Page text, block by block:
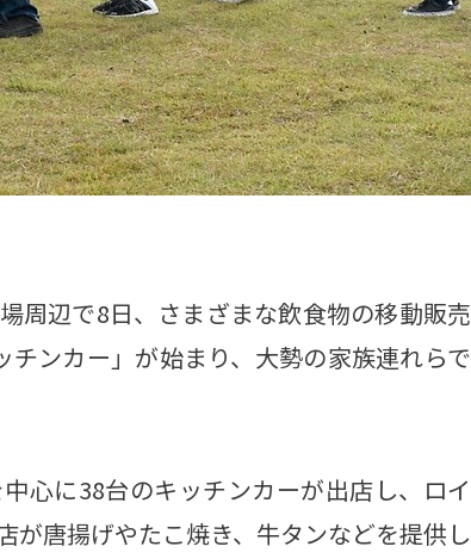
周辺で8日、さまざまな飲食物の移動販売
ンカー」が始まり、大勢の家族連れらで
心に38台のキッチンカーが出店し、ロイ
が唐揚げやたこ焼き、牛タンなどを提供し